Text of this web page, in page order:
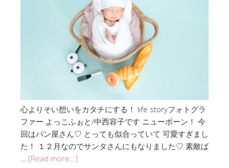
心よりそい想いをカタチにする！ life storyフォトグラ
ファー よっこふぉと/中西容子です ニューボーン！ 今
回はパン屋さん♡ とっても似合っていて 可愛すぎまし
た！ １２月なのでサンタさんにもなりました♡ 素敵ば
[Read more…]